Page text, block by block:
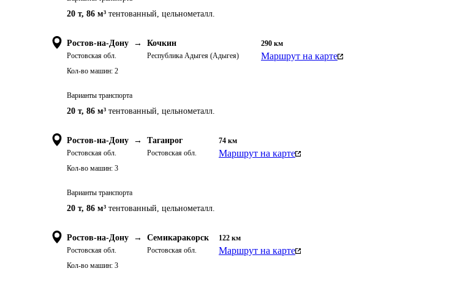
20 т, 86 м³ тентованный, цельнометалл.
Ростов-на-Дону →
Ростовская обл.
Кочкин
Республика Адыгея (Адыгея)
290 км
Маршрут на карте
Кол-во машин: 2
Варианты транспорта
20 т, 86 м³ тентованный, цельнометалл.
Ростов-на-Дону →
Ростовская обл.
Таганрог
Ростовская обл.
74 км
Маршрут на карте
Кол-во машин: 3
Варианты транспорта
20 т, 86 м³ тентованный, цельнометалл.
Ростов-на-Дону →
Ростовская обл.
Семикаракорск
Ростовская обл.
122 км
Маршрут на карте
Кол-во машин: 3